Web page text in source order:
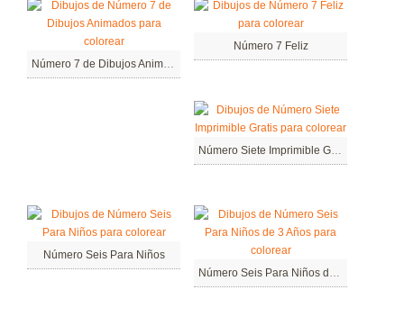
Número 7 de Dibujos Animados
Número 7 Feliz
Número Siete Imprimible Gratis
Número Seis Para Niños
Número Seis Para Niños de 3 Años